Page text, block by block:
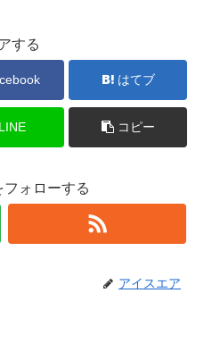
する
はてブ
LINE コピー
ォローする
アイスエア